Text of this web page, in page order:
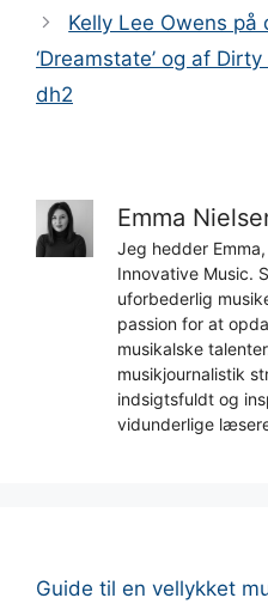
Kelly Lee Owens på
‘Dreamstate’ og af
dh2
Emma
Jeg hedder
Innovative Music.
uforbederlig
passion for at
musikalske
musikjournalistik
indsigtsfuldt og
vidunderlige
Guide til en vellykket